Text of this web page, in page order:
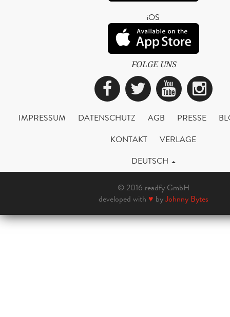
iOS
FOLGE UNS
Facebook
Twitter
IMPRESSUM DATENSCHUTZ AGB PRESSE
KONTAKT
VERLAGE
DEUTSCH
© 2016 readfy GmbH
developed with ♥ byJohnny Bytes